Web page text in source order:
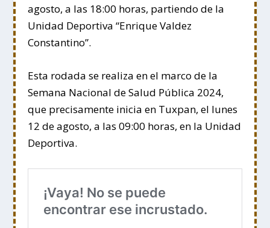
agosto, a las 18:00 horas, partiendo de la
Unidad Deportiva “Enrique Valdez
Constantino”.
Esta rodada se realiza en el marco de la
Semana Nacional de Salud Pública 2024,
que precisamente inicia en Tuxpan, el lunes
12 de agosto, a las 09:00 horas, en la Unidad
Deportiva.